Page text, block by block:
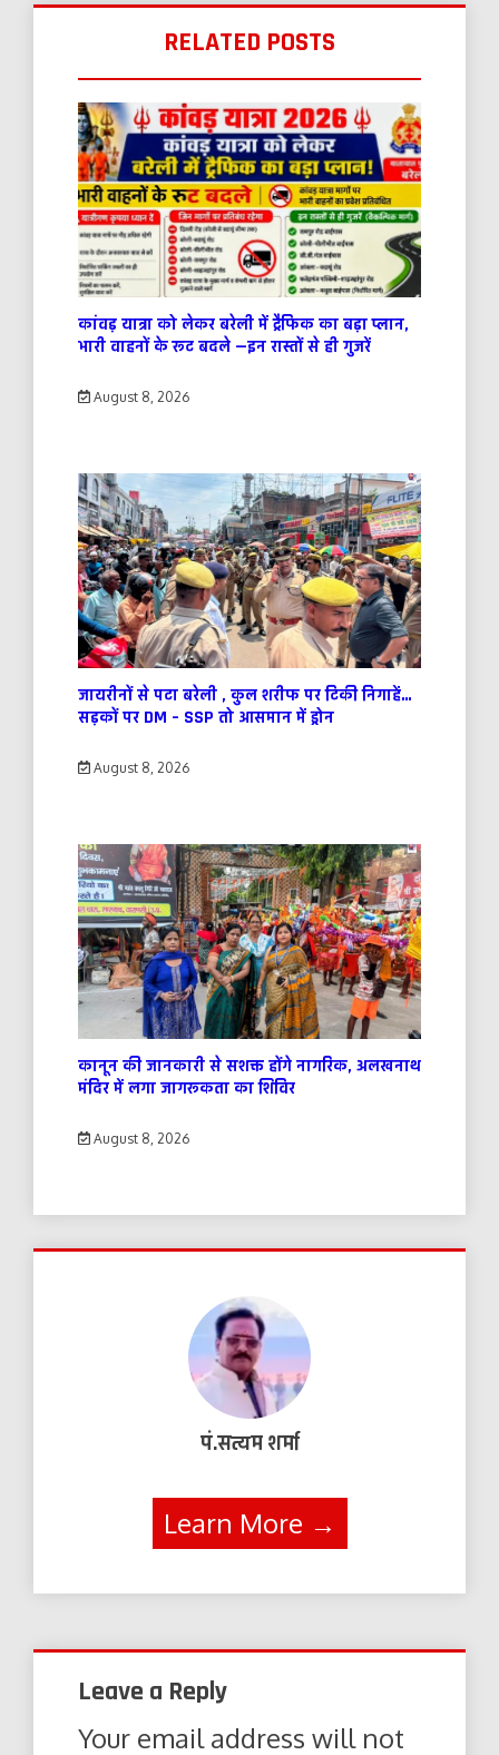
RELATED POSTS
कांवड़ यात्रा को लेकर बरेली में ट्रैफिक का बड़ा प्लान,
भारी वाहनों के रूट बदले —इन रास्तों से ही गुजरें
August 8, 2026
जायरीनों से पटा बरेली , कुल शरीफ पर टिकी निगाहें…
सड़कों पर DM – SSP तो आसमान में ड्रोन
August 8, 2026
कानून की जानकारी से सशक्त होंगे नागरिक, अलखनाथ
मंदिर में लगा जागरूकता का शिविर
August 8, 2026
पं.सत्यम शर्मा
Learn More →
Leave a Reply
Your email address will not